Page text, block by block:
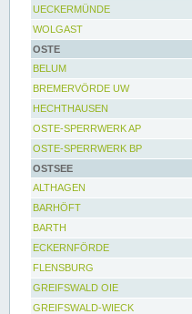
UECKERMÜNDE
WOLGAST
OSTE
BELUM
BREMERVÖRDE UW
HECHTHAUSEN
OSTE-SPERRWERK AP
OSTE-SPERRWERK BP
OSTSEE
ALTHAGEN
BARHÖFT
BARTH
ECKERNFÖRDE
FLENSBURG
GREIFSWALD OIE
GREIFSWALD-WIECK